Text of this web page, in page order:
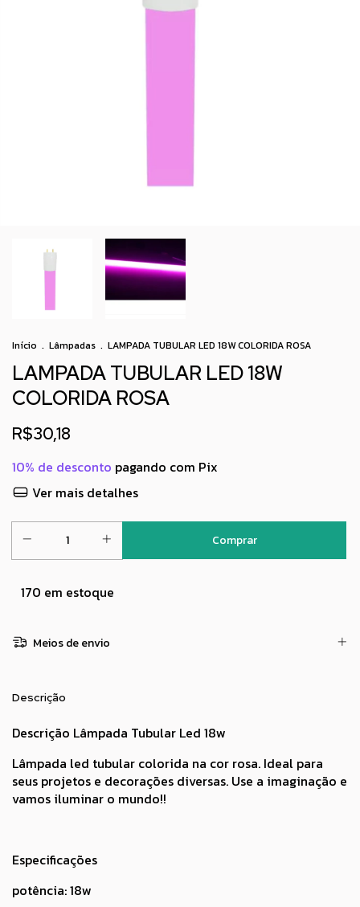
Início . Lâmpadas . LAMPADA TUBULAR LED 18W COLORIDA ROSA
LAMPADA TUBULAR LED 18W
COLORIDA ROSA
R$30,18
10% de desconto pagando com Pix
Ver mais detalhes
170 em estoque
Meios de envio
Descrição
Descrição Lâmpada Tubular Led 18w
Lâmpada led tubular colorida na cor rosa. Ideal para
seus projetos e decorações diversas. Use a imaginação e
vamos iluminar o mundo!!
Especificações
potência: 18w